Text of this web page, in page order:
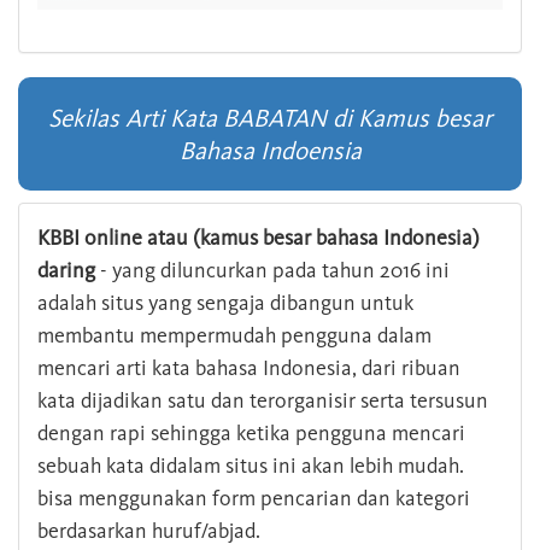
Sekilas Arti Kata BABATAN di Kamus besar
Bahasa Indoensia
KBBI online atau (kamus besar bahasa Indonesia)
daring- yang diluncurkan pada tahun 2016 ini
adalah situs yang sengaja dibangun untuk
membantu mempermudah pengguna dalam
mencari arti kata bahasa Indonesia, dari ribuan
kata dijadikan satu dan terorganisir serta tersusun
dengan rapi sehingga ketika pengguna mencari
sebuah kata didalam situs ini akan lebih mudah.
bisa menggunakan form pencarian dan kategori
berdasarkan huruf/abjad.